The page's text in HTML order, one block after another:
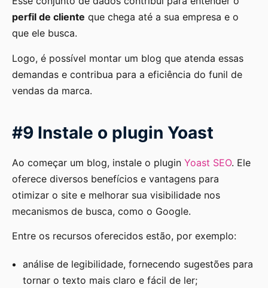
perfil de cliente que chega até a sua empresa e o
que ele busca.
Logo, é possível montar um blog que atenda essas
demandas e contribua para a eficiência do funil de
vendas da marca.
#9 Instale o plugin Yoast
Ao começar um blog, instale o plugin Yoast SEO. Ele
oferece diversos benefícios e vantagens para
otimizar o site e melhorar sua visibilidade nos
mecanismos de busca, como o Google.
Entre os recursos oferecidos estão, por exemplo:
análise de legibilidade, fornecendo sugestões para
tornar o texto mais claro e fácil de ler;